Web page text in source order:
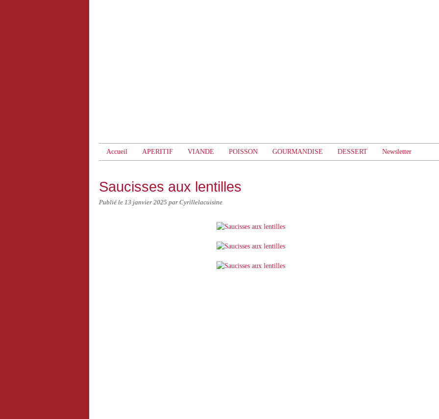
Accueil APERITIF VIANDE POISSON GOURMANDISE DESSERT Newsletter
Saucisses aux lentilles
Publié le 13 janvier 2025 par Cyrillelacuisine